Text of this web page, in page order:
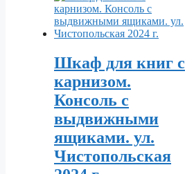
Шкаф для книг с
карнизом.
Консоль с
выдвижными
ящиками. ул.
Чистопольская